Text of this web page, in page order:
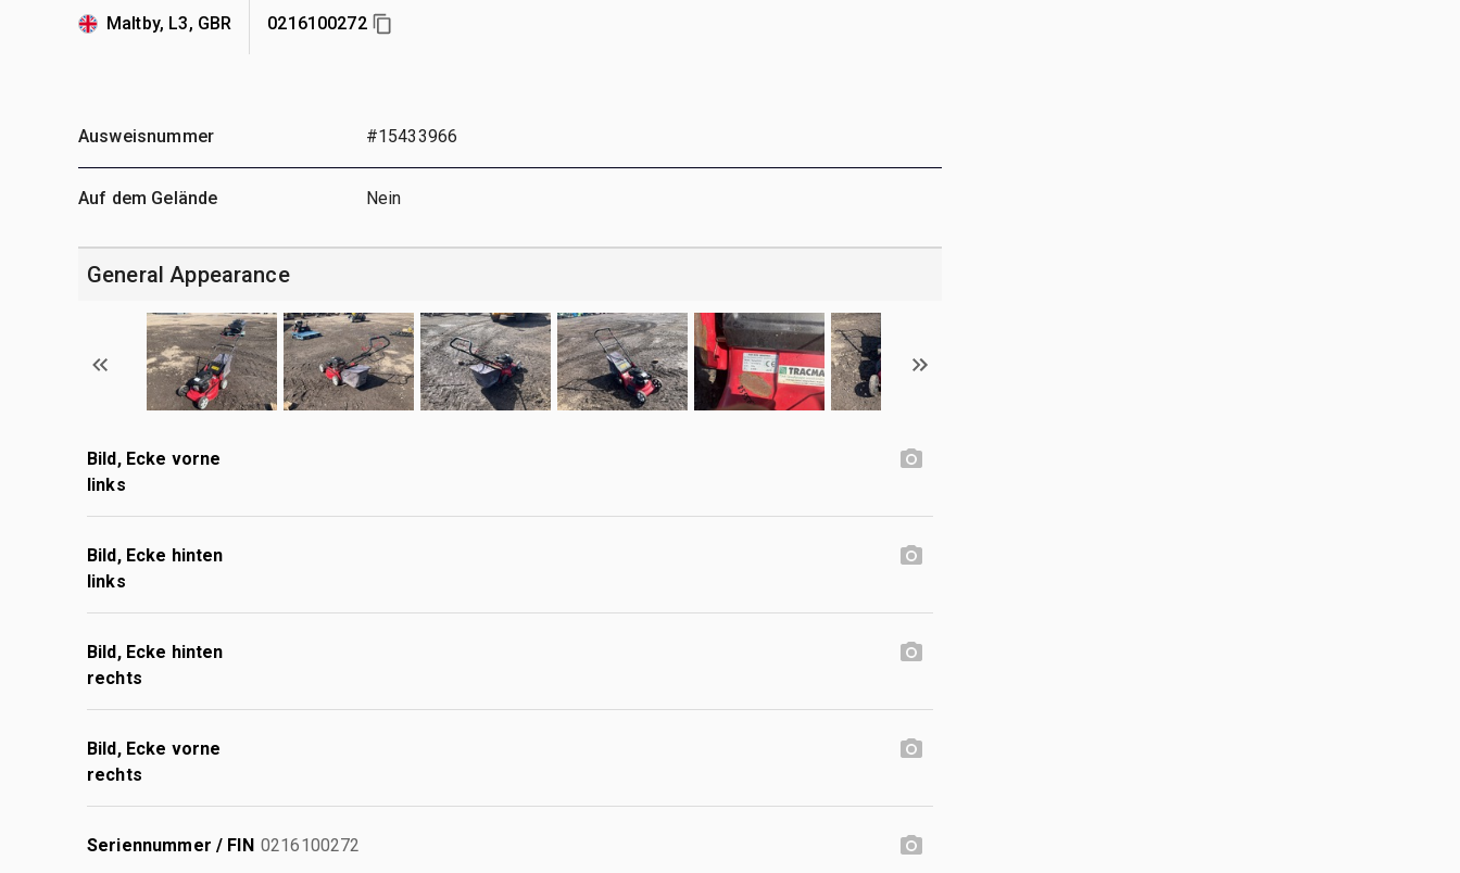
Maltby, L3, GBR 0216100272
Ausweisnummer #15433966
Auf dem Gelände Nein
General Appearance
Bild, Ecke vorne
links
Bild, Ecke hinten
links
Bild, Ecke hinten
rechts
Bild, Ecke vorne
rechts
Seriennummer / FIN 0216100272